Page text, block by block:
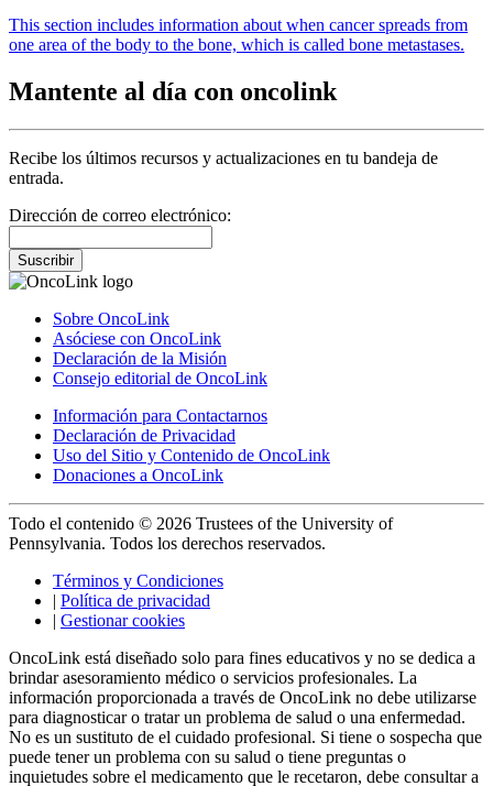
This section includes information about when cancer spreads from
one area of the body to the bone, which is called bone metastases.
Mantente al día con oncolink
Recibe los últimos recursos y actualizaciones en tu bandeja de
entrada.
Dirección de correo electrónico:
Suscribir
Sobre OncoLink
Asóciese con OncoLink
Declaración de la Misión
Consejo editorial de OncoLink
Información para Contactarnos
Declaración de Privacidad
Uso del Sitio y Contenido de OncoLink
Donaciones a OncoLink
Todo el contenido © 2026 Trustees of the University of
Pennsylvania. Todos los derechos reservados.
Términos y Condiciones
| Política de privacidad
| Gestionar cookies
OncoLink está diseñado solo para fines educativos y no se dedica a
brindar asesoramiento médico o servicios profesionales. La
información proporcionada a través de OncoLink no debe utilizarse
para diagnosticar o tratar un problema de salud o una enfermedad.
No es un sustituto de el cuidado profesional. Si tiene o sospecha que
puede tener un problema con su salud o tiene preguntas o
inquietudes sobre el medicamento que le recetaron, debe consultar a